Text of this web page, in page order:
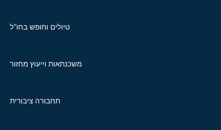
טיולים וחופש בחו"ל
משכנתאות וייעוץ מחזור
תחבורה ציבורית